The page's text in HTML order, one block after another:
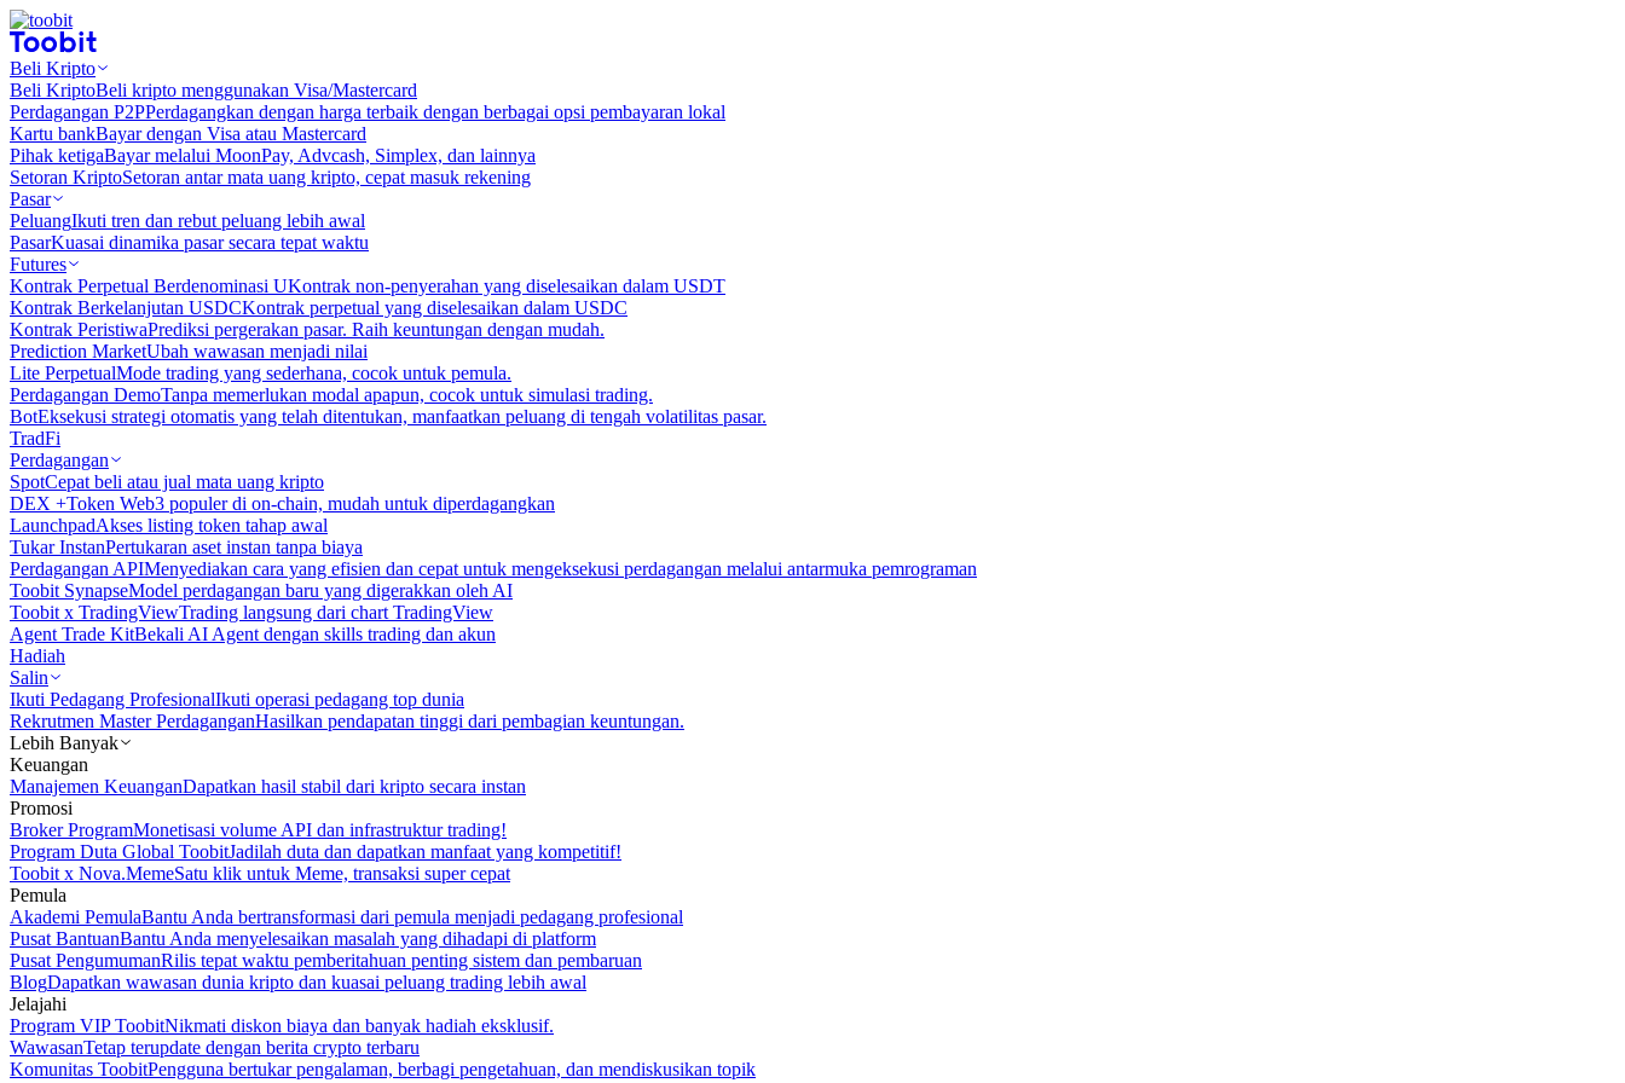
Beli Kripto
Beli KriptoBeli kripto menggunakan Visa/Mastercard
Perdagangan P2PPerdagangkan dengan harga terbaik dengan berbagai opsi pembayaran lokal
Kartu bankBayar dengan Visa atau Mastercard
Pihak ketigaBayar melalui MoonPay, Advcash, Simplex, dan lainnya
Setoran KriptoSetoran antar mata uang kripto, cepat masuk rekening
Pasar
PeluangIkuti tren dan rebut peluang lebih awal
PasarKuasai dinamika pasar secara tepat waktu
Futures
Kontrak Perpetual Berdenominasi UKontrak non-penyerahan yang diselesaikan dalam USDT
Kontrak Berkelanjutan USDCKontrak perpetual yang diselesaikan dalam USDC
Kontrak PeristiwaPrediksi pergerakan pasar. Raih keuntungan dengan mudah.
Prediction MarketUbah wawasan menjadi nilai
Lite PerpetualMode trading yang sederhana, cocok untuk pemula.
Perdagangan DemoTanpa memerlukan modal apapun, cocok untuk simulasi trading.
BotEksekusi strategi otomatis yang telah ditentukan, manfaatkan peluang di tengah volatilitas pasar.
TradFi
Perdagangan
SpotCepat beli atau jual mata uang kripto
DEX +Token Web3 populer di on-chain, mudah untuk diperdagangkan
LaunchpadAkses listing token tahap awal
Tukar InstanPertukaran aset instan tanpa biaya
Perdagangan APIMenyediakan cara yang efisien dan cepat untuk mengeksekusi perdagangan melalui antarmuka pemrograman
Toobit SynapseModel perdagangan baru yang digerakkan oleh AI
Toobit x TradingViewTrading langsung dari chart TradingView
Agent Trade KitBekali AI Agent dengan skills trading dan akun
Hadiah
Salin
Ikuti Pedagang ProfesionalIkuti operasi pedagang top dunia
Rekrutmen Master PerdaganganHasilkan pendapatan tinggi dari pembagian keuntungan.
Lebih Banyak
Keuangan
Manajemen KeuanganDapatkan hasil stabil dari kripto secara instan
Promosi
Broker ProgramMonetisasi volume API dan infrastruktur trading!
Program Duta Global ToobitJadilah duta dan dapatkan manfaat yang kompetitif!
Toobit x Nova.MemeSatu klik untuk Meme, transaksi super cepat
Pemula
Akademi PemulaBantu Anda bertransformasi dari pemula menjadi pedagang profesional
Pusat BantuanBantu Anda menyelesaikan masalah yang dihadapi di platform
Pusat PengumumanRilis tepat waktu pemberitahuan penting sistem dan pembaruan
BlogDapatkan wawasan dunia kripto dan kuasai peluang trading lebih awal
Jelajahi
Program VIP ToobitNikmati diskon biaya dan banyak hadiah eksklusif.
WawasanTetap terupdate dengan berita crypto terbaru
Komunitas ToobitPengguna bertukar pengalaman, berbagi pengetahuan, dan mendiskusikan topik